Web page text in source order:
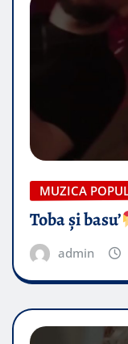
MUZICA
Toba și basu’
admin